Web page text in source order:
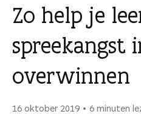
e
Zo help je
spreekangst
overwinnen
16 oktober 2019 6 minuten